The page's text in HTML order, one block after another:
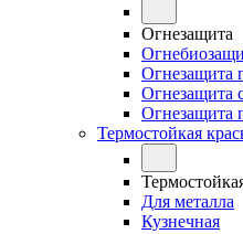
Огнезащита
Огнезащита
Огнезащита
Огнезащита
Термостойкая
Для металла
Кузнечная